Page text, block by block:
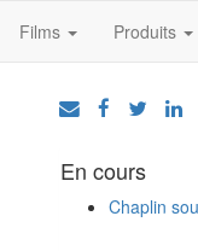
Films Produits
En cours
Chaplin